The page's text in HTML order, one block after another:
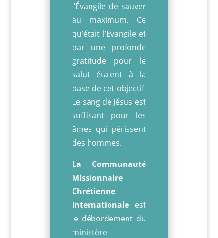
l’Évangile de sauver
au maximum. Ce
qu’était l’Évangile et
par une profonde
gratitude pour le
salut étaient à la
base de cet objectif.
Le sang de Jésus est
suffisant pour les
âmes qui périssent
des hommes.
La Communauté
Missionnaire
Chrétienne
Internationale est
le débordement du
ministère